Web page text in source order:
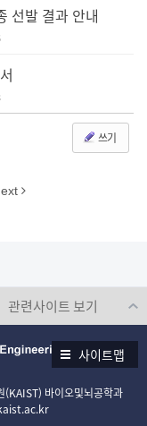
선발 결과 안내
쓰기
사이트맵
바이오및뇌공학과